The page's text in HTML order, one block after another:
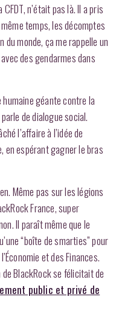
n’était pas là. Il a pris
même temps, les décomptes
du monde, ça me rappelle un
des gendarmes dans
géante contre la
de dialogue social.
l’affaire à l’idée de
en espérant gagner le bras
Même pas sur les légions
France, super
Il paraît même que le
“boîte de smarties” pour
et des Finances.
BlackRock se félicitait de
public et privé de